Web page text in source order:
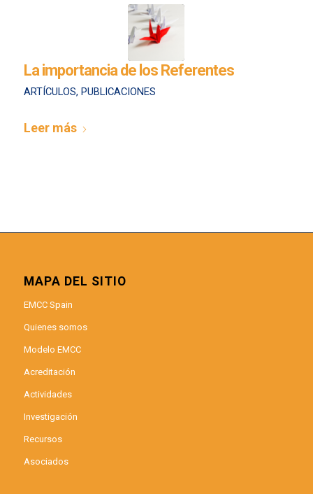
La importancia de los Referentes
ARTÍCULOS, PUBLICACIONES
Leer más
MAPA DEL SITIO
EMCC Spain
Quienes somos
Modelo EMCC
Acreditación
Actividades
Investigación
Recursos
Asociados